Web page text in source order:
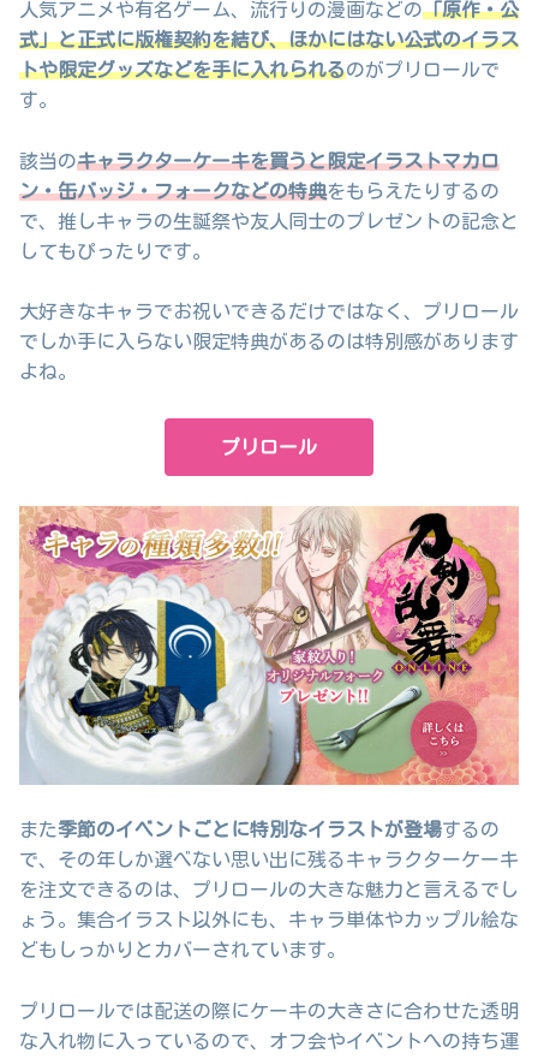
人気アニメや有名ゲーム、流行りの漫画などの「原作・公
式」と正式に版権契約を結び、ほかにはない公式のイラス
トや限定グッズなどを手に入れられるのがプリロールで
す。
該当のキャラクターケーキを買うと限定イラストマカロ
ン・缶バッジ・フォークなどの特典をもらえたりするの
で、推しキャラの生誕祭や友人同士のプレゼントの記念と
してもぴったりです。
大好きなキャラでお祝いできるだけではなく、プリロール
でしか手に入らない限定特典があるのは特別感があります
よね。
プリロール
また季節のイベントごとに特別なイラストが登場するの
で、その年しか選べない思い出に残るキャラクターケーキ
を注文できるのは、プリロールの大きな魅力と言えるでし
ょう。集合イラスト以外にも、キャラ単体やカップル絵な
どもしっかりとカバーされています。
プリロールでは配送の際にケーキの大きさに合わせた透明
な入れ物に入っているので、オフ会やイベントへの持ち運